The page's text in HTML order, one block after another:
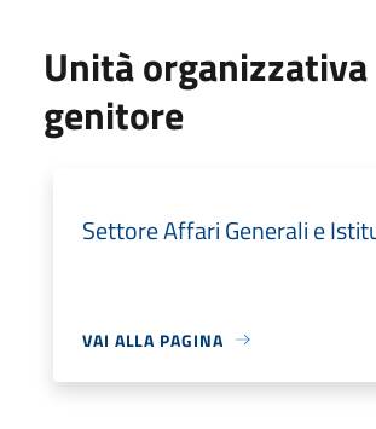
Unità organizzativa
genitore
Settore Affari Generali e
VAI ALLA PAGINA